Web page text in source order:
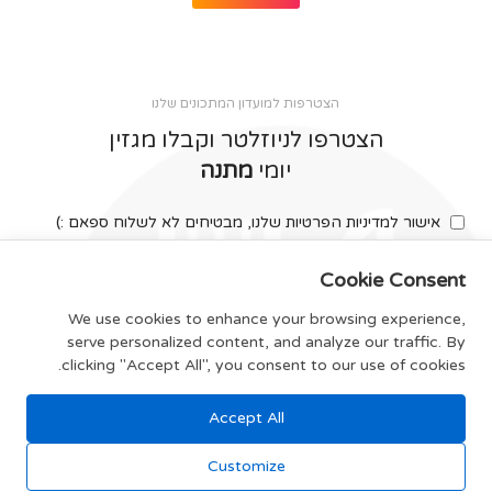
הצטרפות למועדון המתכונים שלנו
הצטרפו לניוזלטר וקבלו מגזין
יומי מתנה
אישור למדיניות הפרטיות שלנו, מבטיחים לא לשלוח ספאם :)
צרפו אותי
תקנון האתר
Cookie Consent
We use cookies to enhance your browsing experience,
serve personalized content, and analyze our traffic. By
clicking "Accept All", you consent to our use of cookies.
Accept All
Customize